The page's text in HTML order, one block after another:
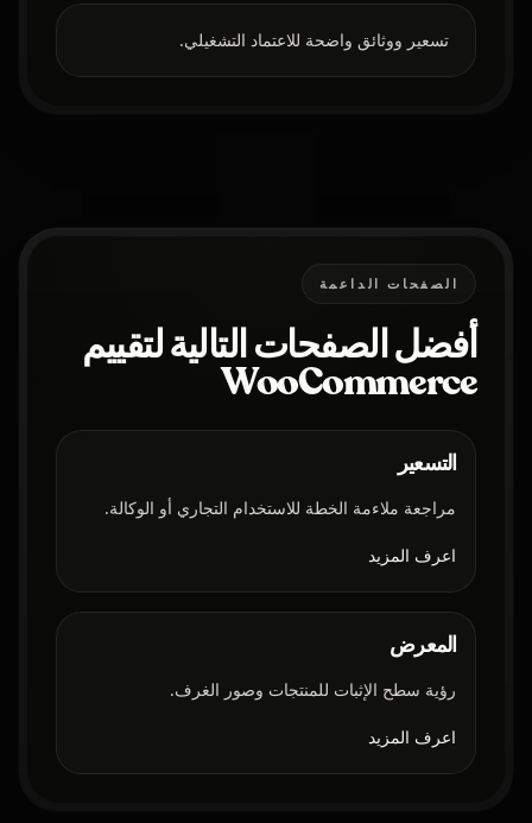
تسعير ووثائق واضحة للاعتماد التشغيلي.
الصفحات الداعمة
أفضل الصفحات التالية لتقييم
WooCommerce
التسعير
مراجعة ملاءمة الخطة للاستخدام التجاري أو الوكالة.
اعرف المزيد
المعرض
رؤية سطح الإثبات للمنتجات وصور الغرف.
اعرف المزيد